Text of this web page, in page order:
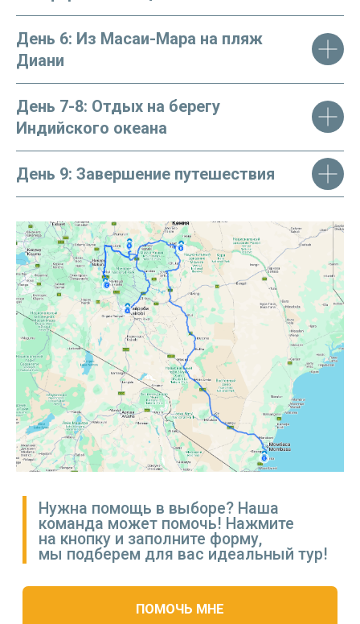
День 6: Из Масаи-Мара на пляж
Диани
День 7-8: Отдых на берегу
Индийского океана
День 9: Завершение путешествия
Обратите внимание:стоимость указана
на 1 человека и указанные цены являются
не забронированы и предоставляются
бронирования.
Варианты размещения:
— двухместные номера
— одноместные номера (с доплатой)
ОТЕЛЬ В НАЙРОБИ